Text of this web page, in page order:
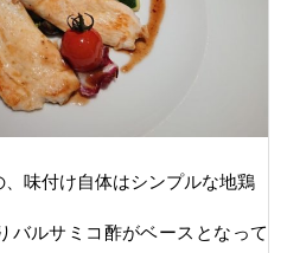
味付け自体はシンプルな地鶏
バルサミコ酢がベースとなって